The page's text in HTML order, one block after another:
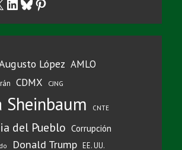
López AMLO
CDMX CJNG
Sheinbaum CNTE
del Pueblo Corrupción
Donald Trump EE. UU.